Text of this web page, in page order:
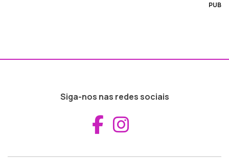
PUB
Siga-nos nas redes sociais
Aceder ao